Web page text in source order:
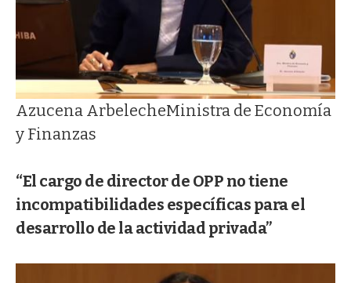
Azucena ArbelecheMinistra de Economía
y Finanzas
“El cargo de director de OPP no tiene
incompatibilidades específicas para el
desarrollo de la actividad privada”